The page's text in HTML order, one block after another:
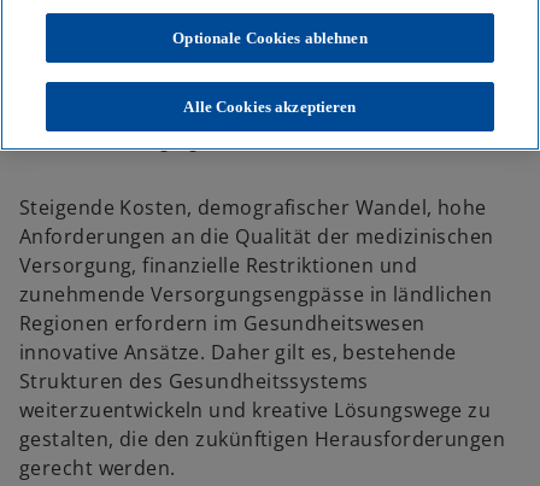
entgegenwirken kann.
Business Performance & Resilienz
Gesundheitsbarometer 1/2025 - Mit innovativen Konzepten die
Steigende Kosten, demografischer Wandel, hohe
Anforderungen an die Qualität der medizinischen
Versorgung, finanzielle Restriktionen und
zunehmende Versorgungsengpässe in ländlichen
Regionen erfordern im Gesundheitswesen
innovative Ansätze. Daher gilt es, bestehende
Strukturen des Gesundheitssystems
weiterzuentwickeln und kreative Lösungswege zu
gestalten, die den zukünftigen Herausforderungen
gerecht werden.
Optionale Cookies ablehnen
Alle Cookies akzeptieren